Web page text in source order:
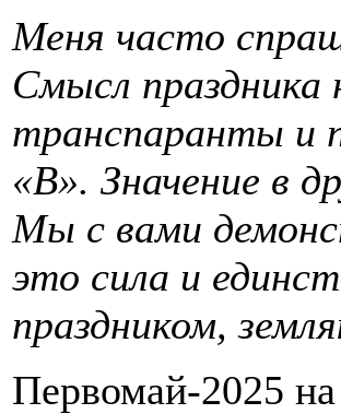
Меня часто
Смысл
транспаранты и
«В». Значение в
Мы с вами
это сила и
праздником,
Первомай-2025